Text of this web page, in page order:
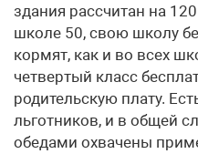
здания рассчитан на
школе 50, свою школу
кормят, как и во всех
четвертый класс
родительскую плату.
льготников, и в общей
обедами охвачены